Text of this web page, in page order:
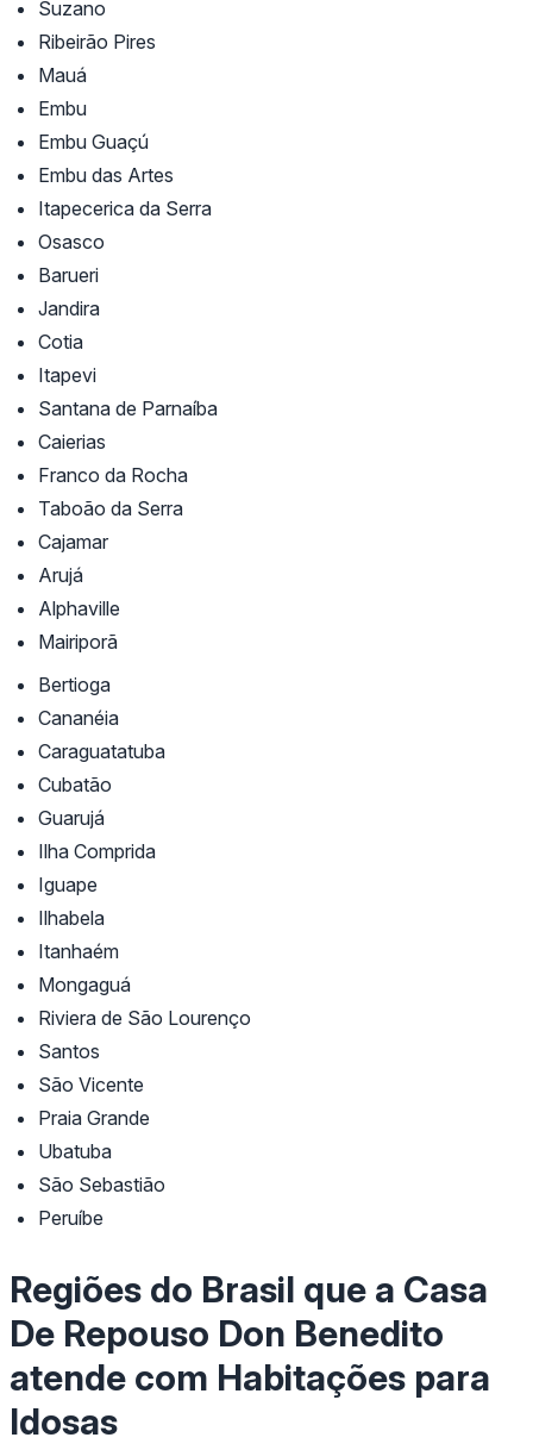
Suzano
Ribeirão Pires
Mauá
Embu
Embu Guaçú
Embu das Artes
Itapecerica da Serra
Osasco
Barueri
Jandira
Cotia
Itapevi
Santana de Parnaíba
Caierias
Franco da Rocha
Taboão da Serra
Cajamar
Arujá
Alphaville
Mairiporã
Bertioga
Cananéia
Caraguatatuba
Cubatão
Guarujá
Ilha Comprida
Iguape
Ilhabela
Itanhaém
Mongaguá
Riviera de São Lourenço
Santos
São Vicente
Praia Grande
Ubatuba
São Sebastião
Peruíbe
Regiões do Brasil que a Casa
De Repouso Don Benedito
atende com Habitações para
Idosas